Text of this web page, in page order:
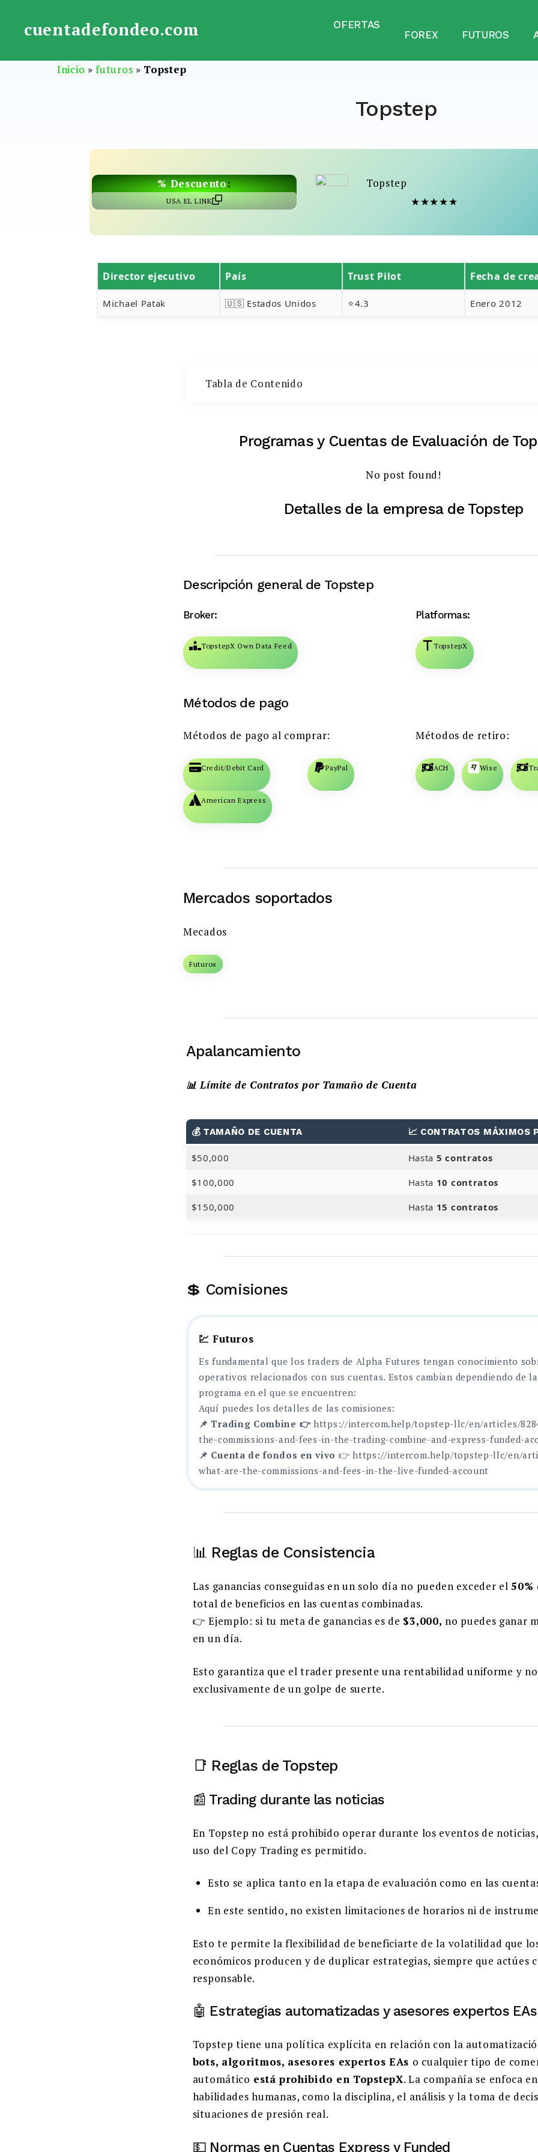
cuentadefondeo.com
OFERTAS
FOREX
FUTUROS
Inicio »futuros » Topstep
Topstep
% Descuento:
USA EL LINK
Topstep
★★★★★
Director ejecutivo País Trust Pilot Fecha de
Michael Patak 🇺🇸 Estados Unidos ⭐4.3 Enero 2012
Tabla de Contenido
Programas y Cuentas de Evaluación de
No post found!
Detalles de la empresa de Topstep
Descripción general de Topstep
Broker:
TopstepX Own Data Feed
Platformas:
TopstepX
Métodos de pago
Métodos de pago al comprar:
Credit/Debit Card PayPal
American Express
Métodos de retiro:
ACH Wise
Mercados soportados
Mecados
Futuros
Apalancamiento
📊 Límite de Contratos por Tamaño de Cuenta
💰 TAMAÑO DE CUENTA 📈 CONTRATOS MÁXIMOS
$50,000 Hasta 5 contratos
$100,000 Hasta 10 contratos
$150,000 Hasta 15 contratos
💲 Comisiones
💹 Futuros
Es fundamental que los traders de Alpha Futures tengan conocimiento
operativos relacionados con sus cuentas. Estos cambian dependiendo de
programa en el que se encuentren:
Aquí puedes los detalles de las comisiones:
📌 Trading Combine 👉https://intercom.help/topstep-llc/en/articles/
the-commissions-and-fees-in-the-trading-combine-and-express-funded-
📌 Cuenta de fondos en vivo 👉 https://intercom.help/topstep-llc/en/
what-are-the-commissions-and-fees-in-the-live-funded-account
📊 Reglas de Consistencia
Las ganancias conseguidas en un solo día no pueden exceder el
total de beneficios en las cuentas combinadas.
👉 Ejemplo: si tu meta de ganancias es de $3,000, no puedes ganar
en un día.
Esto garantiza que el trader presente una rentabilidad uniforme y
exclusivamente de un golpe de suerte.
📑 Reglas de Topstep
📰 Trading durante las noticias
En Topstep no está prohibido operar durante los eventos de
uso del Copy Trading es permitido.
Esto se aplica tanto en la etapa de evaluación como en las
En este sentido, no existen limitaciones de horarios ni de
Esto te permite la flexibilidad de beneficiarte de la volatilidad que
económicos producen y de duplicar estrategias, siempre que actúes
responsable.
🤖 Estrategias automatizadas y asesores expertos EAs
Topstep tiene una política explícita en relación con la
bots, algoritmos, asesores expertos EAs o cualquier tipo de
automático está prohibido en TopstepX. La compañía se enfoca
habilidades humanas, como la disciplina, el análisis y la toma de
situaciones de presión real.
💵 Normas en Cuentas Express y Funded